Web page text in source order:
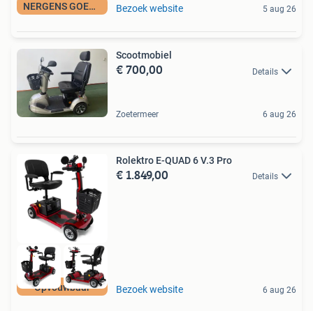
NERGENS GOEDKOPER Bezoek website 5 aug 26
Scootmobiel
€ 700,00 Details
Zoetermeer 6 aug 26
Opvouwbaar
Rolektro E-QUAD 6 V.3 Pro
€ 1.849,00 Details
Bezoek website 6 aug 26